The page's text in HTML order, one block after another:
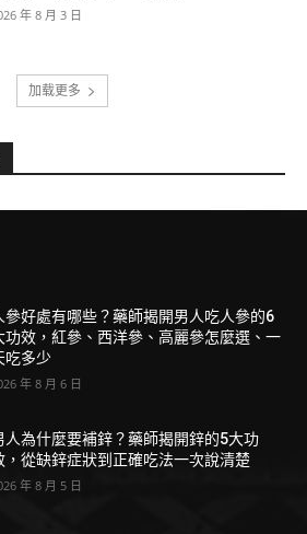
年 8 月 3 日
加载更多
參好處有哪些？藥師揭開男人吃人參的6
功效，紅參、西洋參、高麗參怎麼選、一
吃多少
年 8 月 6 日
人為什麼要補鋅？藥師揭開鋅的5大功
，從缺鋅症狀到正確吃法一次說清楚
年 8 月 5 日